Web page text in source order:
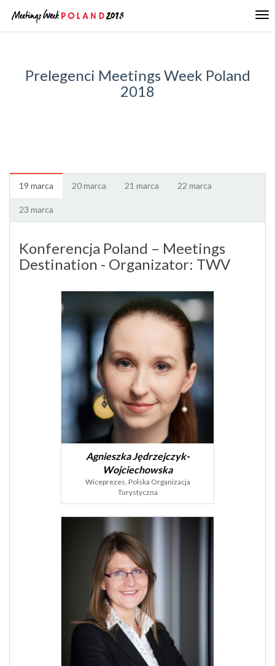
Prelegenci Meetings Week Poland
2018
19 marca 20 marca 21 marca 22 marca
23 marca
Konferencja Poland – Meetings
Destination - Organizator: TWV
Agnieszka Jędrzejczyk-
Wojciechowska
Wiceprezes, Polska Organizacja
Turystyczna